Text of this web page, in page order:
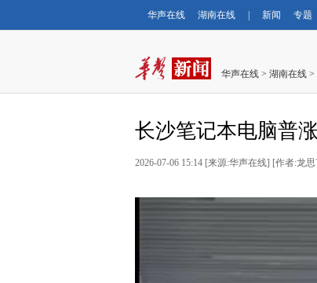
华声在线 湖南在线 新闻 专题
华声在线 > 湖南在线 >
长沙笔记本电脑普
2026-07-06 15:14 [来源:华声在线] [作者:龙